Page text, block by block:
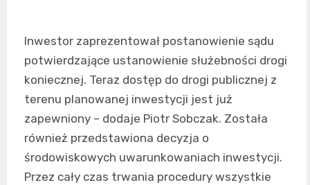
Inwestor zaprezentował postanowienie sądu
potwierdzające ustanowienie służebności drogi
koniecznej. Teraz dostęp do drogi publicznej z
terenu planowanej inwestycji jest już
zapewniony – dodaje Piotr Sobczak. Została
również przedstawiona decyzja o
środowiskowych uwarunkowaniach inwestycji.
Przez cały czas trwania procedury wszystkie